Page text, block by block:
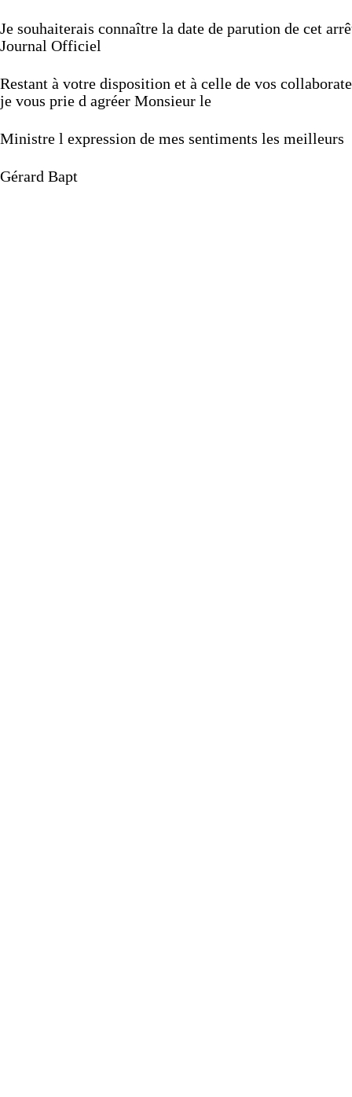
Je souhaiterais connaître la date de parution de cet
Journal Officiel
Restant à votre disposition et à celle de vos
je vous prie d agréer Monsieur le
Ministre l expression de mes sentiments les meilleurs
Gérard Bapt